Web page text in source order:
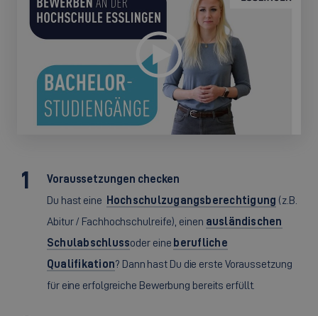
Voraussetzungen checken
Du hast eine Hochschulzugangsberechtigung (z.B.
Abitur / Fachhochschulreife), einen ausländischen
Schulabschlussoder eine berufliche
Qualifikation? Dann hast Du die erste Voraussetzung
für eine erfolgreiche Bewerbung bereits erfüllt.